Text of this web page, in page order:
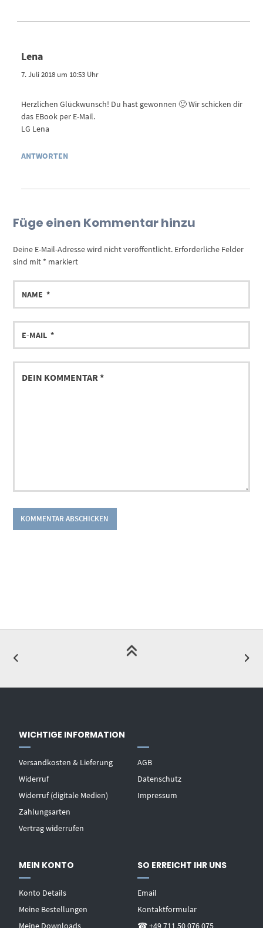
Lena
7. Juli 2018 um 10:53 Uhr
Herzlichen Glückwunsch! Du hast gewonnen 🙂 Wir schicken dir
das EBook per E-Mail.
LG Lena
ANTWORTEN
Füge einen Kommentar hinzu
Deine E-Mail-Adresse wird nicht veröffentlicht. Erforderliche Felder
sind mit * markiert
NAME
E-
MAIL
DEIN
KOMMENTAR
WICHTIGE INFORMATION
Versandkosten & Lieferung
Widerruf
Widerruf (digitale Medien)
Zahlungsarten
Vertrag widerrufen
AGB
Datenschutz
Impressum
MEIN KONTO
Konto Details
Meine Bestellungen
Meine Downloads
SO ERREICHT IHR UNS
Email
Kontaktformular
☎ +49 711 50 076 075